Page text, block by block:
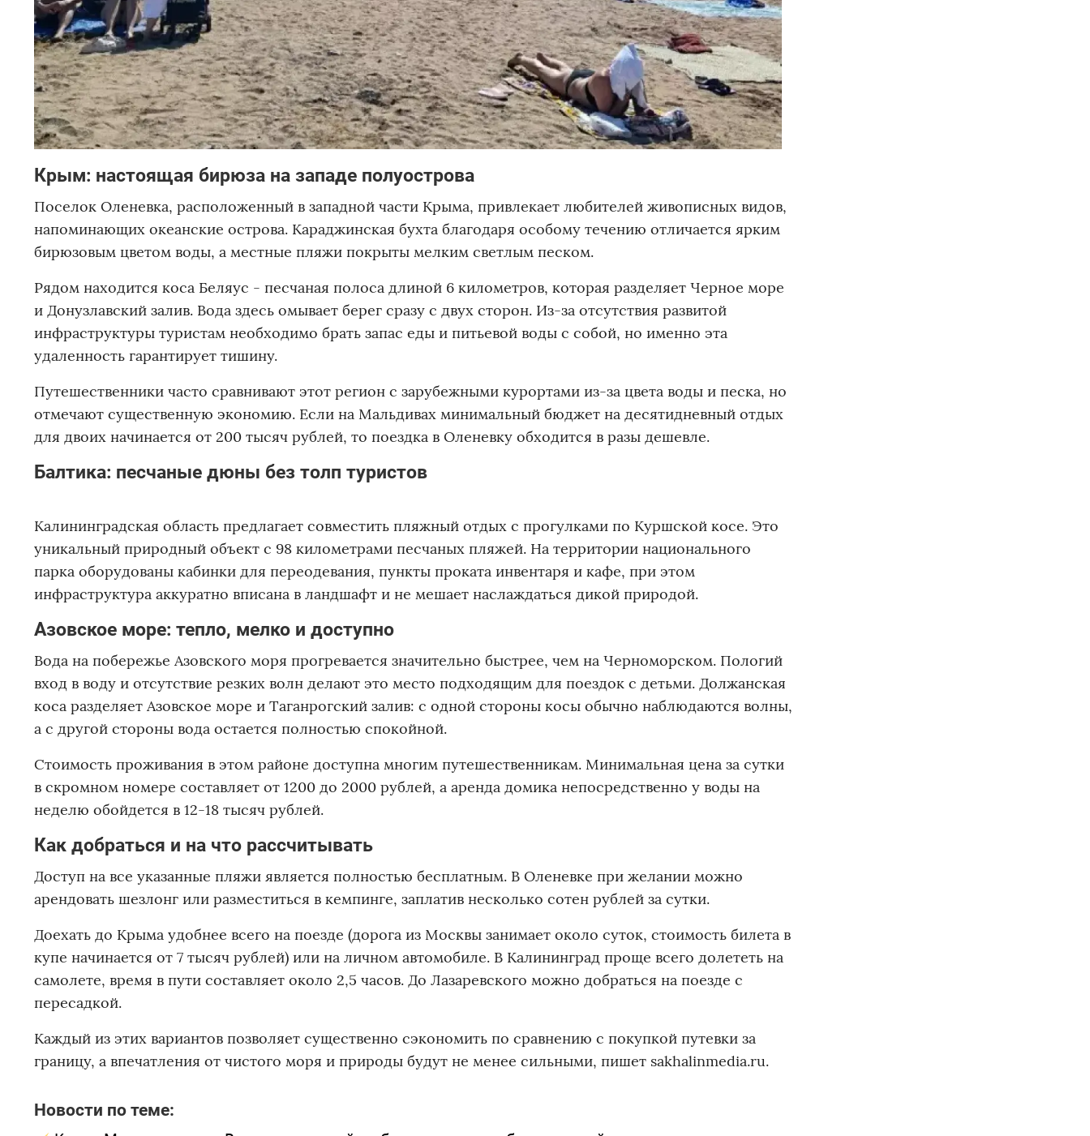
Крым: настоящая бирюза на западе полуострова
Поселок Оленевка, расположенный в западной части Крыма, привлекает любителей живописных видов,
напоминающих океанские острова. Караджинская бухта благодаря особому течению отличается ярким
бирюзовым цветом воды, а местные пляжи покрыты мелким светлым песком.
Рядом находится коса Беляус - песчаная полоса длиной 6 километров, которая разделяет Черное море
и Донузлавский залив. Вода здесь омывает берег сразу с двух сторон. Из-за отсутствия развитой
инфраструктуры туристам необходимо брать запас еды и питьевой воды с собой, но именно эта
удаленность гарантирует тишину.
Путешественники часто сравнивают этот регион с зарубежными курортами из-за цвета воды и песка, но
отмечают существенную экономию. Если на Мальдивах минимальный бюджет на десятидневный отдых
для двоих начинается от 200 тысяч рублей, то поездка в Оленевку обходится в разы дешевле.
Балтика: песчаные дюны без толп туристов
Калининградская область предлагает совместить пляжный отдых с прогулками по Куршской косе. Это
уникальный природный объект с 98 километрами песчаных пляжей. На территории национального
парка оборудованы кабинки для переодевания, пункты проката инвентаря и кафе, при этом
инфраструктура аккуратно вписана в ландшафт и не мешает наслаждаться дикой природой.
Азовское море: тепло, мелко и доступно
Вода на побережье Азовского моря прогревается значительно быстрее, чем на Черноморском. Пологий
вход в воду и отсутствие резких волн делают это место подходящим для поездок с детьми. Должанская
коса разделяет Азовское море и Таганрогский залив: с одной стороны косы обычно наблюдаются волны,
а с другой стороны вода остается полностью спокойной.
Стоимость проживания в этом районе доступна многим путешественникам. Минимальная цена за сутки
в скромном номере составляет от 1200 до 2000 рублей, а аренда домика непосредственно у воды на
неделю обойдется в 12-18 тысяч рублей.
Как добраться и на что рассчитывать
Доступ на все указанные пляжи является полностью бесплатным. В Оленевке при желании можно
арендовать шезлонг или разместиться в кемпинге, заплатив несколько сотен рублей за сутки.
Доехать до Крыма удобнее всего на поезде (дорога из Москвы занимает около суток, стоимость билета в
купе начинается от 7 тысяч рублей) или на личном автомобиле. В Калининград проще всего долететь на
самолете, время в пути составляет около 2,5 часов. До Лазаревского можно добраться на поезде с
пересадкой.
Каждый из этих вариантов позволяет существенно сэкономить по сравнению с покупкой путевки за
границу, а впечатления от чистого моря и природы будут не менее сильными, пишет sakhalinmedia.ru.
Новости по теме: